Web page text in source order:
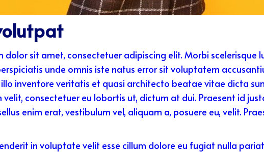
dolor sit amet, consectetuer adipiscing elit. Morbi scelerisque
unde omnis iste natus error sit voluptatem
inventore veritatis et quasi architecto beatae vitae dicta
velit, consectetuer eu lobortis ut, dictum at dui. Praesent id
enim erat, vestibulum vel, aliquam a, posuere eu, velit.
in voluptate velit esse cillum dolore eu fugiat nulla